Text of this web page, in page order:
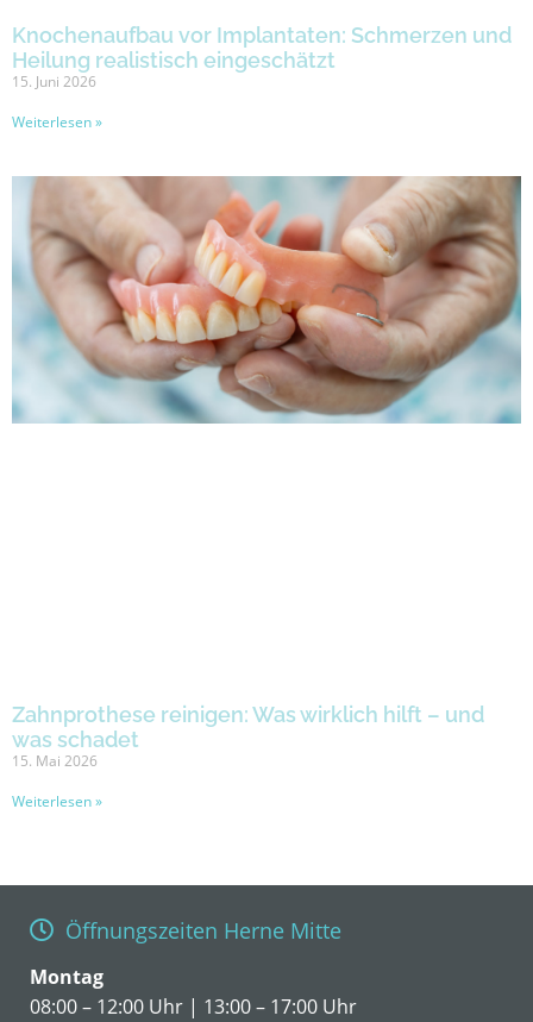
Knochenaufbau vor Implantaten: Schmerzen und
Heilung realistisch eingeschätzt
15. Juni 2026
Weiterlesen »
Zahnprothese reinigen: Was wirklich hilft – und
was schadet
15. Mai 2026
Weiterlesen »
Öffnungszeiten Herne Mitte
Montag
08:00 – 12:00 Uhr | 13:00 – 17:00 Uhr